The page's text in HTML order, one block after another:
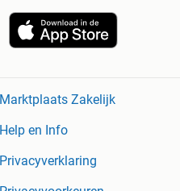
Marktplaats Zakelijk
Help en Info
Privacyverklaring